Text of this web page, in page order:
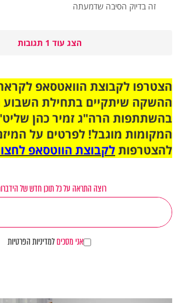
זה בדיוק הסיבה שדמעתה
הצג עוד 1 תגובות
ההשקה שיתקיים בתחילת השבוע
בהשתתפות הרה"ג זמיר כהן
המקומות מוגבל! לפרטים על
להצטרפותלקבוצת הווטסאפ
רוצה התראה על כל תוכן חדש של
אני מסכיםלמדיניות הפרטיות